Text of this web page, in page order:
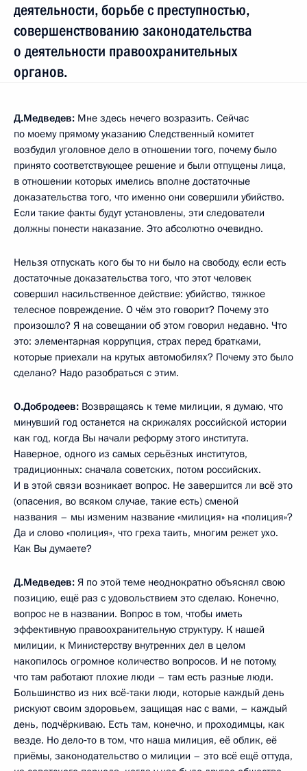
деятельности, борьбе с преступностью,
совершенствованию законодательства
о деятельности правоохранительных
органов.
Д.Медведев: Мне здесь нечего возразить. Сейчас
по моему прямому указанию Следственный комитет
возбудил уголовное дело в отношении того, почему было
принято соответствующее решение и были отпущены лица,
в отношении которых имелись вполне достаточные
доказательства того, что именно они совершили убийство.
Если такие факты будут установлены, эти следователи
должны понести наказание. Это абсолютно очевидно.
Нельзя отпускать кого бы то ни было на свободу, если есть
достаточные доказательства того, что этот человек
совершил насильственное действие: убийство, тяжкое
телесное повреждение. О чём это говорит? Почему это
произошло? Я на совещании об этом говорил недавно. Что
это: элементарная коррупция, страх перед братками,
которые приехали на крутых автомобилях? Почему это было
сделано? Надо разобраться с этим.
О.Добродеев: Возвращаясь к теме милиции, я думаю, что
минувший год останется на скрижалях российской истории
как год, когда Вы начали реформу этого института.
Наверное, одного из самых серьёзных институтов,
традиционных: сначала советских, потом российских.
И в этой связи возникает вопрос. Не завершится ли всё это
(опасения, во всяком случае, такие есть) сменой
названия – мы изменим название «милиция» на «полиция»?
Да и слово «полиция», что греха таить, многим режет ухо.
Как Вы думаете?
Д.Медведев: Я по этой теме неоднократно объяснял свою
позицию, ещё раз с удовольствием это сделаю. Конечно,
вопрос не в названии. Вопрос в том, чтобы иметь
эффективную правоохранительную структуру. К нашей
милиции, к Министерству внутренних дел в целом
накопилось огромное количество вопросов. И не потому,
что там работают плохие люди – там есть разные люди.
Большинство из них всё‑таки люди, которые каждый день
рискуют своим здоровьем, защищая нас с вами, – каждый
день, подчёркиваю. Есть там, конечно, и проходимцы, как
везде. Но дело‑то в том, что наша милиция, её облик, её
приёмы, законодательство о милиции – это всё ещё оттуда,